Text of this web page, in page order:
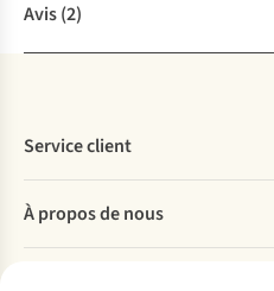
Avis(2)
Service client
Commander
Payer
À propos de nous